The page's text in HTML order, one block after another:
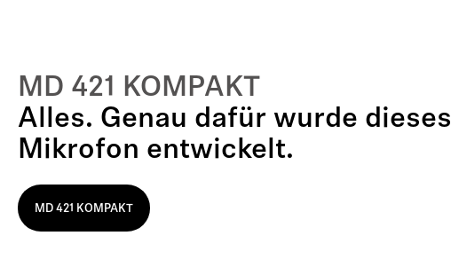
MD 421 KOMPAKT
Alles. Genau dafür wurde dieses
Mikrofon entwickelt.
MD 421 KOMPAKT